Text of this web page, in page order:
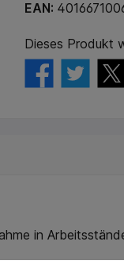
EAN:
Dieses Produkt
in